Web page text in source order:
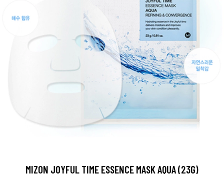
MIZON JOYFUL TIME ESSENCE MASK AQUA (23G)